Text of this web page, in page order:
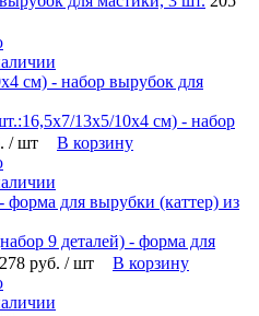
13х5/10х4 см) - набор
/ шт
В корзину
9 деталей) - форма для
278 руб. / шт
В корзину